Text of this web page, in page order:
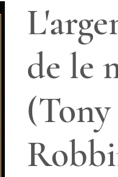
de le
(Tony